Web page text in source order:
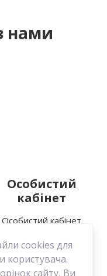
cookies для
користувача.
сайту, Ви
нами
Особистий
кабінет
Особистий кабінет
Мої закладки